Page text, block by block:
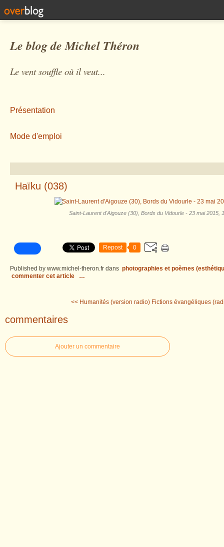
Le blog de Michel Théron
Le vent souffle où il veut...
Présentation
Mode d'emploi
Haïku (038)
Saint-Laurent d'Aigouze (30), Bords du Vidourle - 23 mai 2015,
Repost 0
Published by www.michel-theron.fr dans photographies et poèmes
commenter cet article
…
<< Humanités (version radio) Fictions évangéliques
commentaires
Ajouter un commentaire